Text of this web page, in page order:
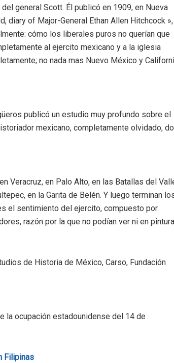
general Scott. Él publicó en 1909, en Nueva
diary of Major-General Ethan Allen Hitchcock
cómo los liberales puros no querían que
al ejercito mexicano y a la iglesia
no nada mas Nuevo México y
publicó un estudio muy profundo sobre el
mexicano, completamente olvidado,
Veracruz, en Palo Alto, en las Batallas del
en la Garita de Belén. Y luego terminan
el sentimiento del ejercito, compuesto por
razón por la que no podían ver ni en
de Historia de México, Carso, Fundación
la ocupación estadounidense del 14 de
Filipinas